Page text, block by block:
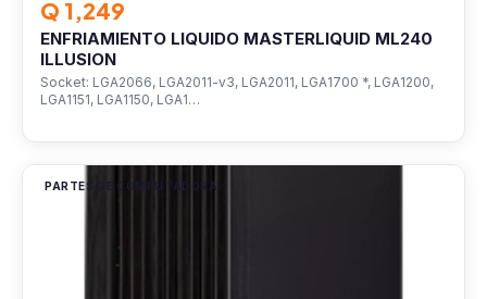
Q 1,249
ENFRIAMIENTO LIQUIDO MASTERLIQUID ML240
ILLUSION
Socket: LGA2066, LGA2011-v3, LGA2011, LGA1700 *, LGA1200,
LGA1151, LGA1150, LGA1…
PARTES DE COMPUTADORA